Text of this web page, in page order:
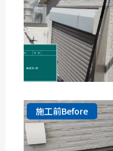
施工前Before